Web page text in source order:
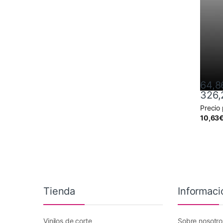
Precio
10,63€
Este
Tienda
Vinilos de corte Sobre